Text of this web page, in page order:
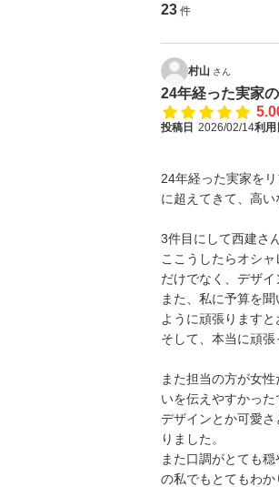
23 件
村山 さん
24年経った実家
投稿日 2026/02/14利用
24年経った実家を
に超えてきて、高い
3件目にして西建さ
ここうしたらオシ
だけでなく、デザ
また、私に予算を
ように頑張ります
そして、本当に頑
また担当の方が女
いを伝えやすかった
デザインとか可愛
りました。
また口調がとても
の私でもとてもわ